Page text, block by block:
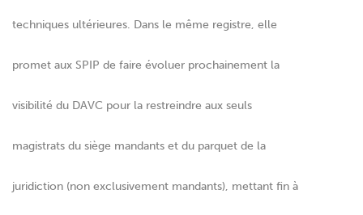
techniques ultérieures. Dans le même registre, elle
promet aux SPIP de faire évoluer prochainement la
visibilité du DAVC pour la restreindre aux seuls
magistrats du siège mandants et du parquet de la
juridiction (non exclusivement mandants), mettant fin à